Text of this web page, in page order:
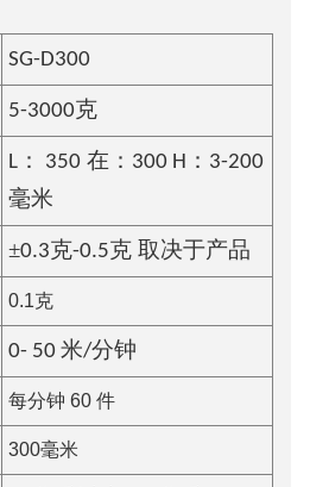
SG-D300
5-3000克
L： 350 在： 300 H：3-200
毫米
±0.3克-0.5克 取决于产品
0.1克
0- 50 米/分钟
每分钟 60 件
300毫米